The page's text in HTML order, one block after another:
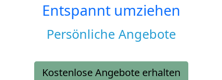
Entspannt umziehen
Persönliche Angebote
Kostenlose Angebote erhalten